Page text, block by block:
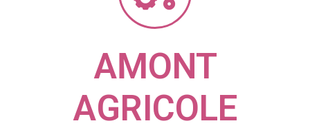
AMONT
AGRICOLE